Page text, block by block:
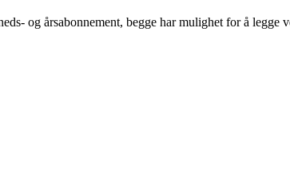
og årsabonnement, begge har mulighet for å legge